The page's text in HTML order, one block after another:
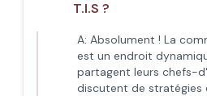
T.I.S ?
A: Absolument ! La
est un endroit
partagent leurs chefs-
discutent de stratégies